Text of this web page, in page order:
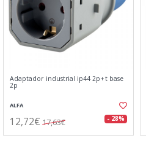
Adaptador industrial ip44 2p+t base
2p
ALFA
12,72€ 17,63€ - 28%